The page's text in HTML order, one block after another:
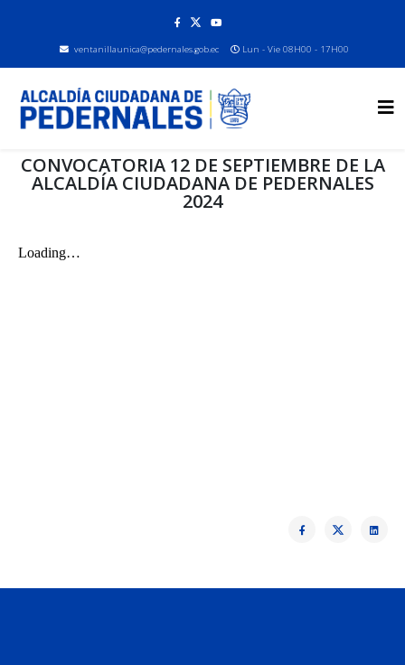
ventanillaunica@pedernales.gob.ec Lun - Vie 08H00 - 17H00
CONVOCATORIA 12 DE SEPTIEMBRE DE LA
ALCALDÍA CIUDADANA DE PEDERNALES
2024